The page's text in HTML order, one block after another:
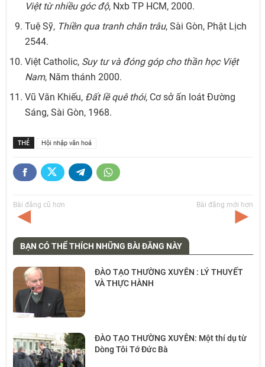
Việt từ nhiều góc độ, Nxb TP HCM, 2000.
Tuệ Sỹ, Thiền qua tranh chăn trâu, Sài Gòn, Phật Lịch
2544.
Việt Catholic, Suy tư và đóng góp cho thần học Việt
Nam, Năm thánh 2000.
Vũ Văn Khiếu, Đất lề quê thói, Cơ sở ấn loát Đường
Sáng, Sài Gòn, 1968.
THẺ Hội nhập văn hoá
Bài đăng cũ hơn Bài đăng mới hơn
BẠN CÓ THỂ THÍCH NHỮNG BÀI ĐĂNG NÀY
ĐÀO TẠO THƯỜNG XUYÊN : LÝ THUYẾT
VÀ THỰC HÀNH
ĐÀO TẠO THƯỜNG XUYÊN: Một thí dụ từ
Dòng Tôi Tớ Đức Bà